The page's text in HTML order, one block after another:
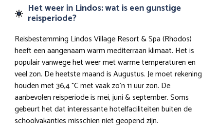
Het weer in Lindos: wat is een gunstige
reisperiode?
Reisbestemming Lindos Village Resort & Spa (Rhodos)
heeft een aangenaam warm mediterraan klimaat. Het is
populair vanwege het weer met warme temperaturen en
veel zon. De heetste maand is Augustus. Je moet rekening
houden met 36,4 °C met vaak zo’n 11 uur zon. De
aanbevolen reisperiode is mei, juni & september. Soms
gebeurt het dat interessante hotelfaciliteiten buiten de
schoolvakanties misschien niet geopend zijn.